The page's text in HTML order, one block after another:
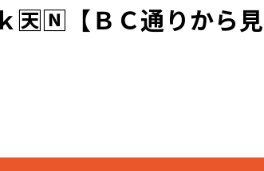
【ＢＣ通りから見